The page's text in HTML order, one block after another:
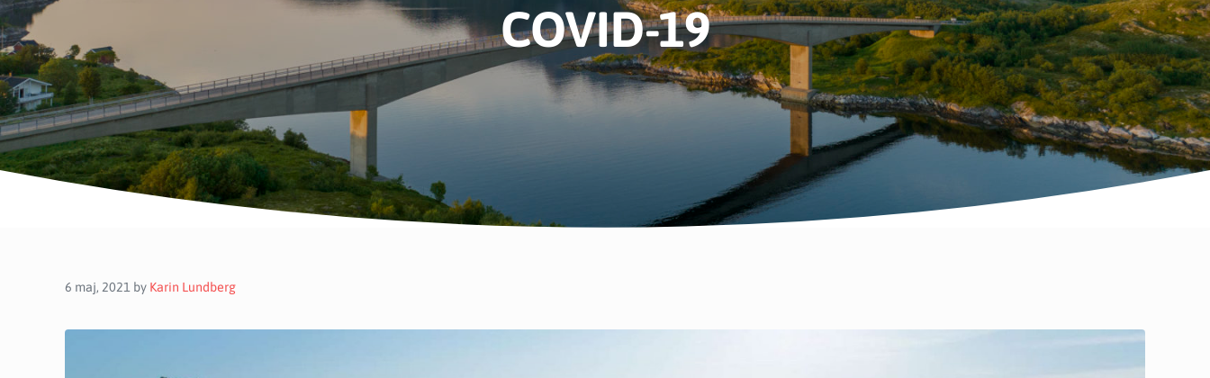
COVID-19
6 maj, 2021 by Karin Lundberg